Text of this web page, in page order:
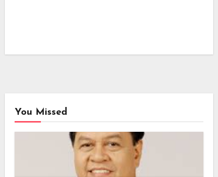
You Missed